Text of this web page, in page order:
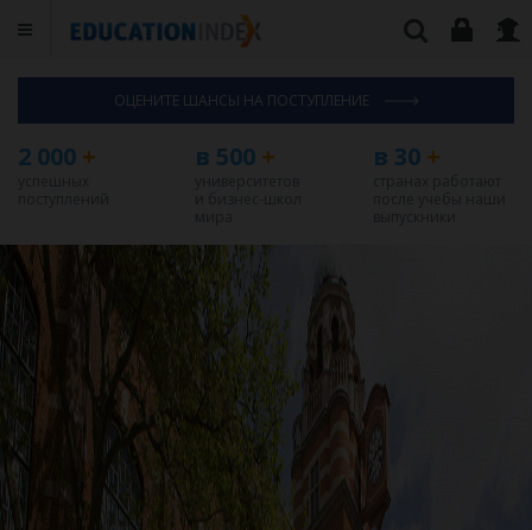
ОЦЕНИТЕ ШАНСЫ НА ПОСТУПЛЕНИЕ
2 000 + в 500 + в 30+